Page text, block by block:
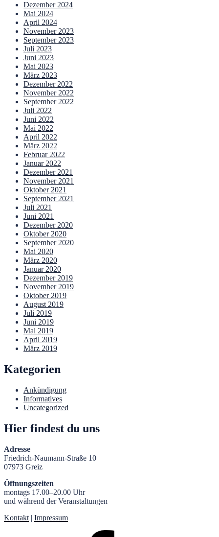
Dezember 2024
Mai 2024
April 2024
November 2023
September 2023
Juli 2023
Juni 2023
Mai 2023
März 2023
Dezember 2022
November 2022
September 2022
Juli 2022
Juni 2022
Mai 2022
April 2022
März 2022
Februar 2022
Januar 2022
Dezember 2021
November 2021
Oktober 2021
September 2021
Juli 2021
Juni 2021
Dezember 2020
Oktober 2020
September 2020
Mai 2020
März 2020
Januar 2020
Dezember 2019
November 2019
Oktober 2019
August 2019
Juli 2019
Juni 2019
Mai 2019
April 2019
März 2019
Kategorien
Ankündigung
Informatives
Uncategorized
Hier findest du uns
Adresse
Friedrich-Naumann-Straße 10
07973 Greiz
Öffnungszeiten
montags 17.00–20.00 Uhr
und während der Veranstaltungen
Kontakt | Impressum